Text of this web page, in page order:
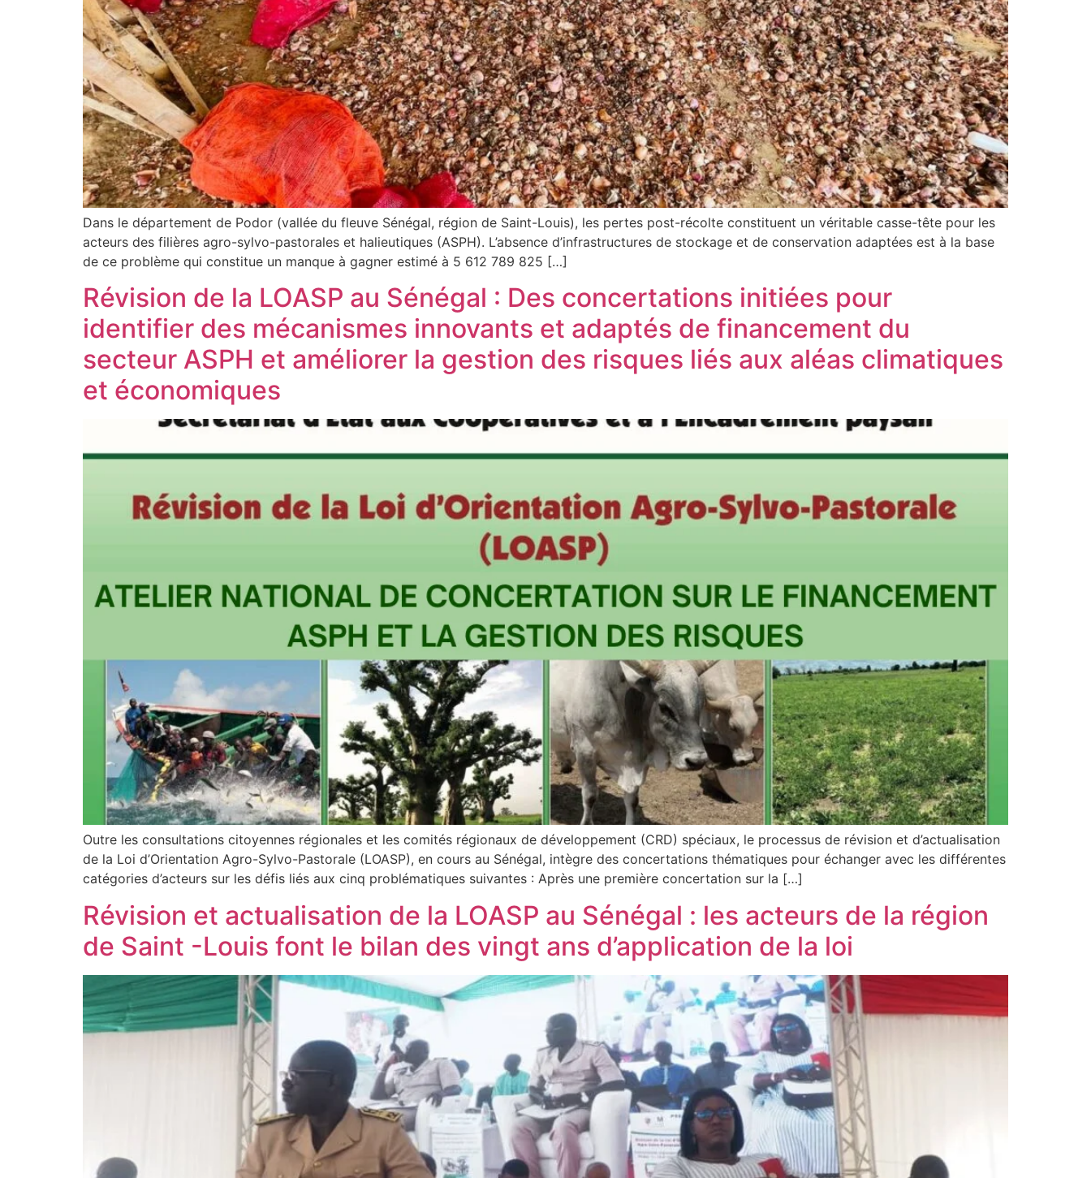
Dans le département de Podor (vallée du fleuve Sénégal, région de Saint-Louis), les pertes post-récolte constituent un véritable casse-tête pour les
acteurs des filières agro-sylvo-pastorales et halieutiques (ASPH). L’absence d’infrastructures de stockage et de conservation adaptées est à la base
de ce problème qui constitue un manque à gagner estimé à 5 612 789 825 […]
Révision de la LOASP au Sénégal : Des concertations initiées pour
identifier des mécanismes innovants et adaptés de financement du
secteur ASPH et améliorer la gestion des risques liés aux aléas climatiques
et économiques
Outre les consultations citoyennes régionales et les comités régionaux de développement (CRD) spéciaux, le processus de révision et d’actualisation
de la Loi d’Orientation Agro-Sylvo-Pastorale (LOASP), en cours au Sénégal, intègre des concertations thématiques pour échanger avec les différentes
catégories d’acteurs sur les défis liés aux cinq problématiques suivantes : Après une première concertation sur la […]
Révision et actualisation de la LOASP au Sénégal : les acteurs de la région
de Saint -Louis font le bilan des vingt ans d’application de la loi